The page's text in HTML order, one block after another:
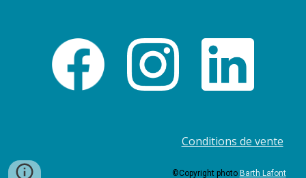
Conditions de vente
©Copyright photo Barth Lafont